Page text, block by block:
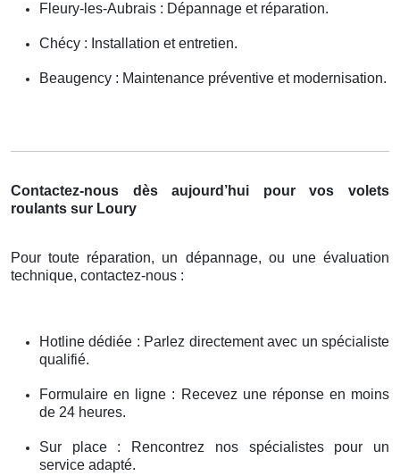
Fleury-les-Aubrais : Dépannage et réparation.
Chécy : Installation et entretien.
Beaugency : Maintenance préventive et modernisation.
Contactez-nous dès aujourd’hui pour vos volets
roulants sur Loury
Pour toute réparation, un dépannage, ou une évaluation
technique, contactez-nous :
Hotline dédiée : Parlez directement avec un spécialiste
qualifié.
Formulaire en ligne : Recevez une réponse en moins
de 24 heures.
Sur place : Rencontrez nos spécialistes pour un
service adapté.